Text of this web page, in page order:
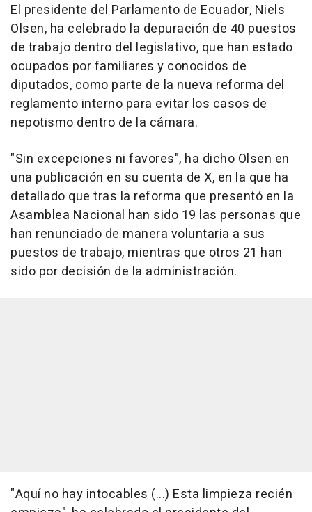
El presidente del Parlamento de Ecuador, Niels
Olsen, ha celebrado la depuración de 40 puestos
de trabajo dentro del legislativo, que han estado
ocupados por familiares y conocidos de
diputados, como parte de la nueva reforma del
reglamento interno para evitar los casos de
nepotismo dentro de la cámara.
"Sin excepciones ni favores", ha dicho Olsen en
una publicación en su cuenta de X, en la que ha
detallado que tras la reforma que presentó en la
Asamblea Nacional han sido 19 las personas que
han renunciado de manera voluntaria a sus
puestos de trabajo, mientras que otros 21 han
sido por decisión de la administración.
"Aquí no hay intocables (...) Esta limpieza recién